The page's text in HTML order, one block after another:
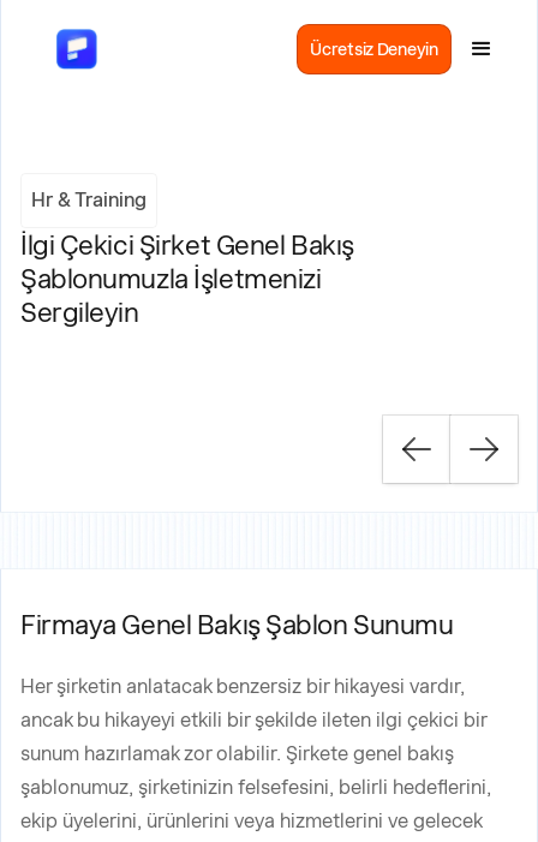
Ücretsiz Deneyin
Hr & Training
İlgi Çekici Şirket Genel Bakış
Şablonumuzla İşletmenizi
Sergileyin
Firmaya Genel Bakış Şablon Sunumu
Her şirketin anlatacak benzersiz bir hikayesi vardır,
ancak bu hikayeyi etkili bir şekilde ileten ilgi çekici bir
sunum hazırlamak zor olabilir. Şirkete genel bakış
şablonumuz, şirketinizin felsefesini, belirli hedeflerini,
ekip üyelerini, ürünlerini veya hizmetlerini ve gelecek